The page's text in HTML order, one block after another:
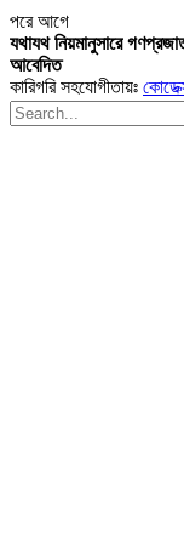
পরেআগে
যথাযথ নিয়মানুসারে
আবেদিত
কারিগরি সহযোগীতায়ঃ